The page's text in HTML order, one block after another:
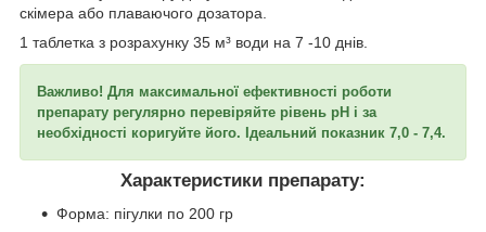
скімера або плаваючого дозатора.
1 таблетка з розрахунку 35 м³ води на 7 -10 днів.
Важливо! Для максимальної ефективності роботи
препарату регулярно перевіряйте рівень pH і за
необхідності коригуйте його. Ідеальний показник 7,0 - 7,4.
Характеристики препарату:
Форма: пігулки по 200 гр